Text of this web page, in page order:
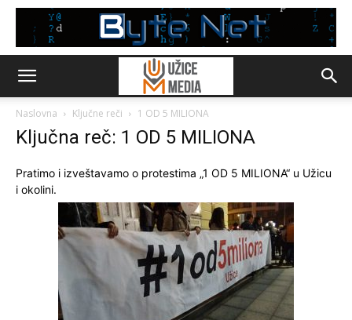
Naslovna Ključne reči 1 OD 5 MILIONA
Ključna reč: 1 OD 5 MILIONA
Pratimo i izveštavamo o protestima „1 OD 5 MILIONA“ u Užicu
i okolini.